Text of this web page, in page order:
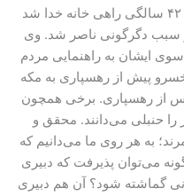
همانگونه که گفته شد ناصرخسرو در ۴۲ سالگی راهی خانه خدا شد
سبب دگرگونی ناصر شد. وی
ایشان به راهنمایی مردم
پیش از رهسپاری به مکه
از رهسپاری. برخی همچون
را حنبلی می‌دانند. محقق و
به هر روی ما می‌دانیم که
می‌توان پذیرفت که دبیری
گماشته شود؟ آن هم دبیری